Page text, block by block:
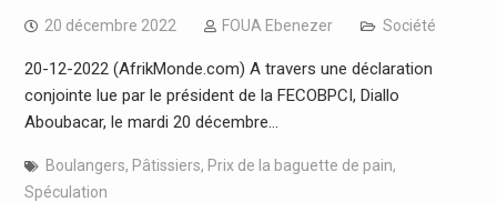
20 décembre 2022 FOUA Ebenezer Société
20-12-2022 (AfrikMonde.com) A travers une déclaration
conjointe lue par le président de la FECOBPCI, Diallo
Aboubacar, le mardi 20 décembre…
Boulangers, Pâtissiers, Prix de la baguette de pain,
Spéculation